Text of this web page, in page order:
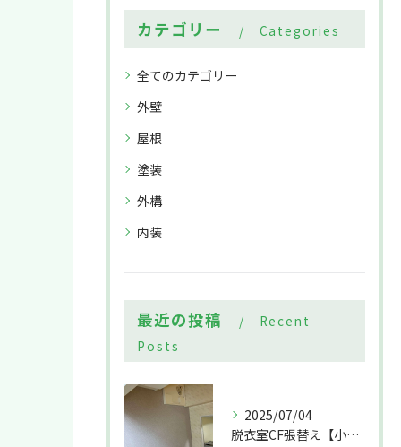
カテゴリー Categories
全てのカテゴリー
外壁
屋根
塗装
外構
内装
最近の投稿
Recent
Posts
2025/07/04
脱衣室CF張替え【小郡市 EN-BRIDGE（株）】